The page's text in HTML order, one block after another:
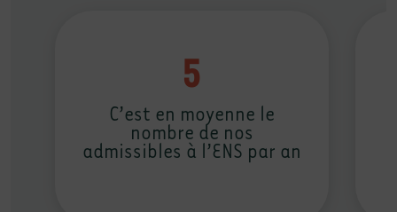
5
C’est en moyenne le
nombre de nos
admissibles à l’ENS par an